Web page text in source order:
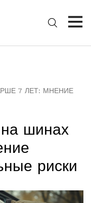
7 ЛЕТ: МНЕНИЕ
шинах
риски